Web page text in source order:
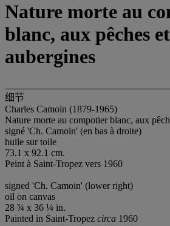
Nature morte au
blanc, aux pêches
aubergines
细节
Charles Camoin (1879-1965)
Nature morte au compotier blanc, aux
signé 'Ch. Camoin' (en bas à droite)
huile sur toile
73.1 x 92.1 cm.
Peint à Saint-Tropez vers 1960
signed 'Ch. Camoin' (lower right)
oil on canvas
28 ¾ x 36 ¼ in.
Painted in Saint-Tropez circa 1960